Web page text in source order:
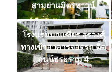
สามย่านมิตรทาวน์
โรงแรมมณเฑียร สุรวงศ์
ทางเข้าอาคารจอดรถ ติด
ถนนพระราม 4